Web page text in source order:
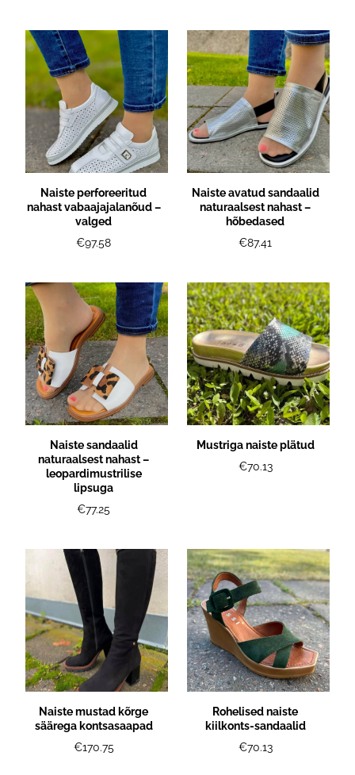
Naiste perforeeritud
nahast vabaajajalanõud –
valged
€97.58
Naiste avatud sandaalid
naturaalsest nahast –
hõbedased
€87.41
Naiste sandaalid
naturaalsest nahast –
leopardimustrilise
lipsuga
€77.25
Mustriga naiste plätud
€70.13
Naiste mustad kõrge
säärega kontsasaapad
€170.75
Rohelised naiste
kiilkonts-sandaalid
€70.13